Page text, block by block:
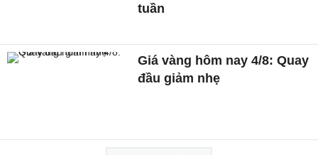
tuần
Giá vàng hôm nay 4/8: Quay
đầu giảm nhẹ